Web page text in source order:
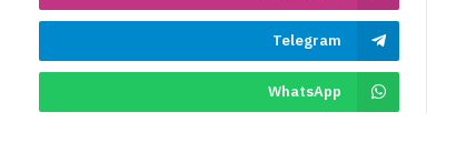
Telegram
WhatsApp